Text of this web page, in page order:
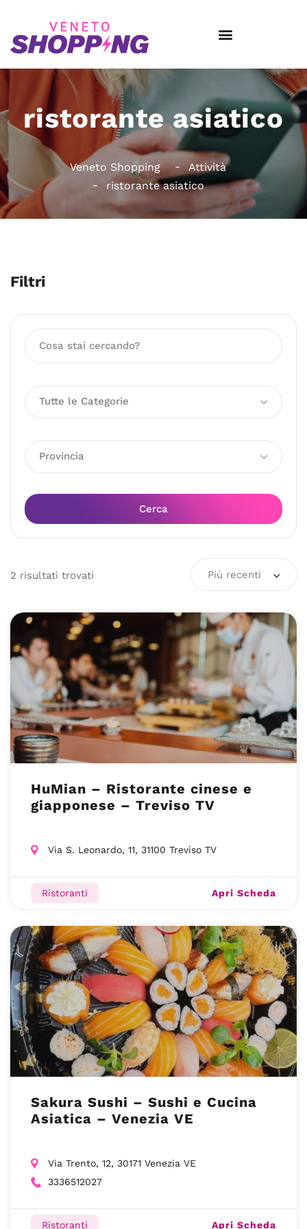
ristorante asiatico
Veneto Shopping
Attività
ristorante asiatico
Filtri
Tutte le Categorie
Provincia
Cerca
2 risultati trovati Più recenti
HuMian – Ristorante cinese e
giapponese – Treviso TV
Via S. Leonardo, 11, 31100 Treviso TV
Ristoranti Apri Scheda
Sakura Sushi – Sushi e Cucina
Asiatica – Venezia VE
Via Trento, 12, 30171 Venezia VE
3336512027
Ristoranti Apri Scheda